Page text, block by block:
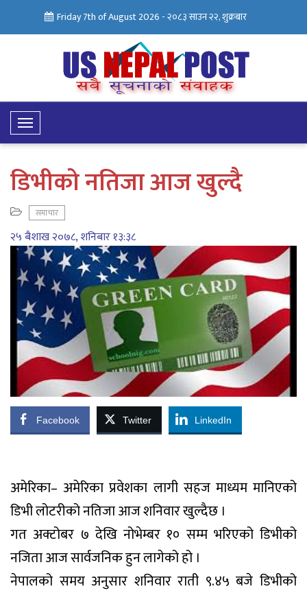
Friday 7th of August 2026 -२०८३ साउन २२, शुक्रबार
Toggle
Navigation
डिभीको नतिजा आज खुल्दै
समाचार
२५ बैशाख २०७८, शनिबार १३:३८
Facebook Twitter LinkedIn
अमेरिका– अमेरिका प्रवेशका लागी सहज माध्यम मानिएको
डिभी लोटरीको नतिजा आज शनिवार खुल्दैछ ।
गत अक्टोबर ७ देखि नोभेम्बर १० सम्म भरिएको डिभीको
नजिता आज सार्वजनिक हुन लागेको हो ।
नेपालको समय अनुसार शनिवार राती ९.४५ बजे डिभीको